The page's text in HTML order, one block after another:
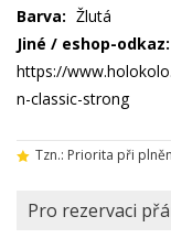
Barva: Žlutá
Jiné / eshop-odkaz:
https://
n-classic-strong
Tzn.: Priorita při
Pro rezervaci